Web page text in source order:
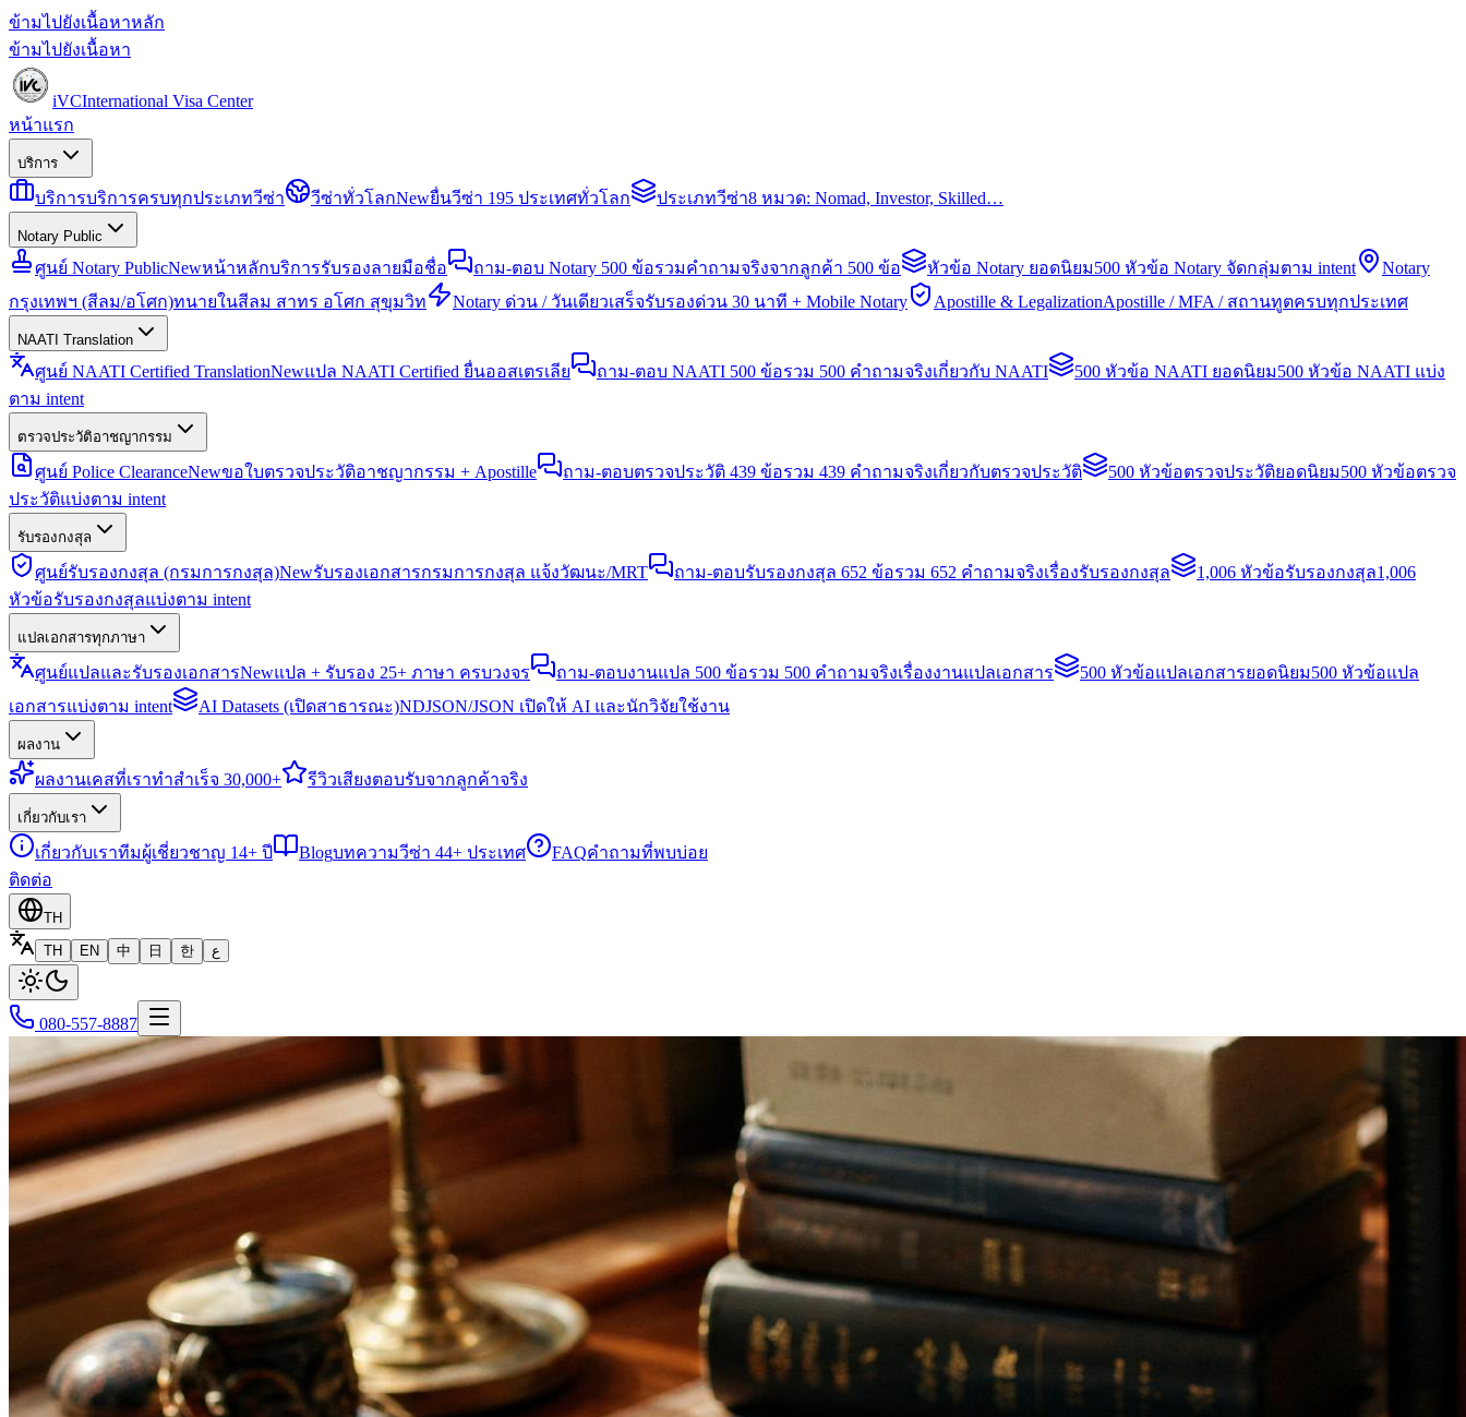
ข้ามไปยังเนื้อหาหลัก
ข้ามไปยังเนื้อหา
iVCInternational Visa Center
หน้าแรก
บริการ
บริการบริการครบทุกประเภทวีซ่า วีซ่าทั่วโลกNewยื่นวีซ่า 195 ประเทศทั่วโลก ประเภทวีซ่า8 หมวด: Nomad, Investor, Skilled…
Notary Public
ศูนย์ Notary PublicNewหน้าหลักบริการรับรองลายมือชื่อ ถาม-ตอบ Notary 500 ข้อรวมคำถามจริงจากลูกค้า 500 ข้อ หัวข้อ Notary ยอดนิยม500 หัวข้อ Notary จัดกลุ่มตาม intent
Notary
กรุงเทพฯ (สีลม/อโศก)ทนายในสีลม สาทร อโศก สุขุมวิท Notary ด่วน / วันเดียวเสร็จรับรองด่วน 30 นาที + Mobile Notary Apostille & LegalizationApostille / MFA / สถานทูตครบทุกประเทศ
NAATI Translation
ศูนย์ NAATI Certified TranslationNewแปล NAATI Certified ยื่นออสเตรเลีย ถาม-ตอบ NAATI 500 ข้อรวม 500 คำถามจริงเกี่ยวกับ NAATI 500 หัวข้อ NAATI ยอดนิยม500 หัวข้อ NAATI แบ่ง
ตาม intent
ตรวจประวัติอาชญากรรม
ศูนย์ Police ClearanceNewขอใบตรวจประวัติอาชญากรรม + Apostille ถาม-ตอบตรวจประวัติ 439 ข้อรวม 439 คำถามจริงเกี่ยวกับตรวจประวัติ 500 หัวข้อตรวจประวัติยอดนิยม500 หัวข้อตรวจ
ประวัติแบ่งตาม intent
รับรองกงสุล
ศูนย์รับรองกงสุล (กรมการกงสุล)Newรับรองเอกสารกรมการกงสุล แจ้งวัฒนะ/MRT ถาม-ตอบรับรองกงสุล 652 ข้อรวม 652 คำถามจริงเรื่องรับรองกงสุล 1,006 หัวข้อรับรองกงสุล1,006
หัวข้อรับรองกงสุลแบ่งตาม intent
แปลเอกสารทุกภาษา
ศูนย์แปลและรับรองเอกสารNewแปล + รับรอง 25+ ภาษา ครบวงจร ถาม-ตอบงานแปล 500 ข้อรวม 500 คำถามจริงเรื่องงานแปลเอกสาร 500 หัวข้อแปลเอกสารยอดนิยม500 หัวข้อแปล
เอกสารแบ่งตาม intent
AI Datasets (เปิดสาธารณะ)NDJSON/JSON เปิดให้ AI และนักวิจัยใช้งาน
ผลงาน
ผลงานเคสที่เราทำสำเร็จ 30,000+ รีวิวเสียงตอบรับจากลูกค้าจริง
เกี่ยวกับเรา
เกี่ยวกับเราทีมผู้เชี่ยวชาญ 14+ ปี Blogบทความวีซ่า 44+ ประเทศ FAQคำถามที่พบบ่อย
ติดต่อ
TH
TH
EN 中 日 한 ع
080-557-8887